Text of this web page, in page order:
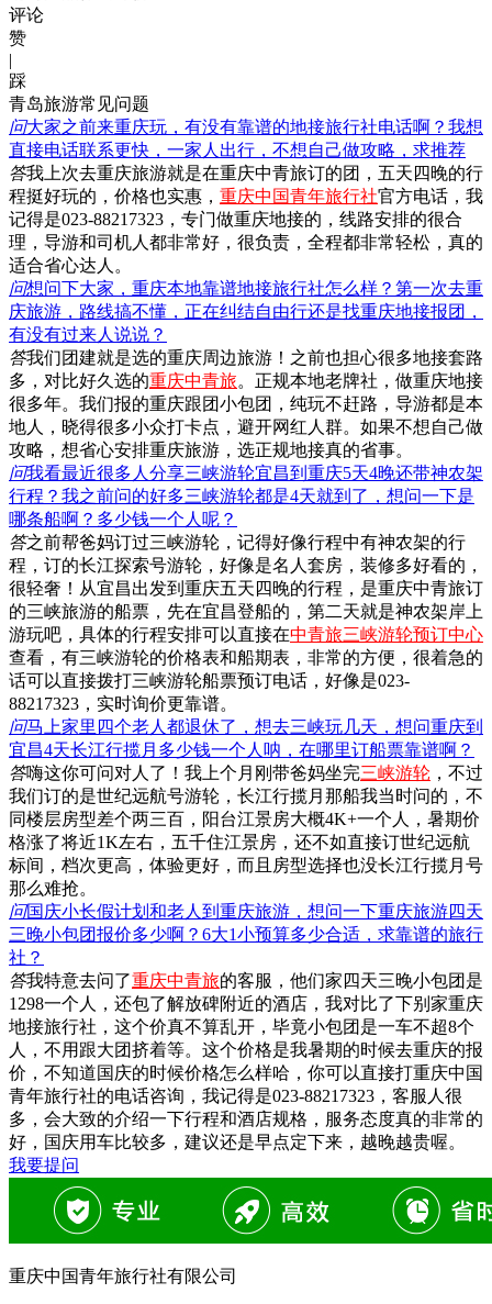
评论
赞
|
踩
青岛旅游常见问题
问大家之前来重庆玩，有没有靠谱的地接旅行社电话啊？我想
直接电话联系更快，一家人出行，不想自己做攻略，求推荐
答我上次去重庆旅游就是在重庆中青旅订的团，五天四晚的行
程挺好玩的，价格也实惠， 重庆中国青年旅行社官方电话，我
记得是023-88217323，专门做重庆地接的，线路安排的很合
理，导游和司机人都非常好，很负责，全程都非常轻松，真的
适合省心达人。
问想问下大家，重庆本地靠谱地接旅行社怎么样？第一次去重
庆旅游，路线搞不懂，正在纠结自由行还是找重庆地接报团，
有没有过来人说说？
答我们团建就是选的重庆周边旅游！之前也担心很多地接套路
多，对比好久选的重庆中青旅。正规本地老牌社，做重庆地接
很多年。我们报的重庆跟团小包团，纯玩不赶路，导游都是本
地人，晓得很多小众打卡点，避开网红人群。如果不想自己做
攻略，想省心安排重庆旅游，选正规地接真的省事。
问我看最近很多人分享三峡游轮宜昌到重庆5天4晚还带神农架
行程？我之前问的好多三峡游轮都是4天就到了，想问一下是
哪条船啊？多少钱一个人呢？
答之前帮爸妈订过三峡游轮，记得好像行程中有神农架的行
程，订的长江探索号游轮，好像是名人套房，装修多好看的，
很轻奢！从宜昌出发到重庆五天四晚的行程，是重庆中青旅订
的三峡旅游的船票，先在宜昌登船的，第二天就是神农架岸上
游玩吧，具体的行程安排可以直接在中青旅三峡游轮预订中心
查看，有三峡游轮的价格表和船期表，非常的方便，很着急的
话可以直接拨打三峡游轮船票预订电话，好像是023-
88217323，实时询价更靠谱。
问马上家里四个老人都退休了，想去三峡玩几天，想问重庆到
宜昌4天长江行揽月多少钱一个人呐，在哪里订船票靠谱啊？
答嗨这你可问对人了！我上个月刚带爸妈坐完三峡游轮 ，不过
我们订的是世纪远航号游轮，长江行揽月那船我当时问的，不
同楼层房型差个两三百，阳台江景房大概4K+一个人，暑期价
格涨了将近1K左右，五千住江景房，还不如直接订世纪远航
标间，档次更高，体验更好，而且房型选择也没长江行揽月号
那么难抢。
问国庆小长假计划和老人到重庆旅游，想问一下重庆旅游四天
三晚小包团报价多少啊？6大1小预算多少合适，求靠谱的旅行
社？
答我特意去问了重庆中青旅的客服，他们家四天三晚小包团是
1298一个人，还包了解放碑附近的酒店，我对比了下别家重庆
地接旅行社，这个价真不算乱开，毕竟小包团是一车不超8个
人，不用跟大团挤着等。这个价格是我暑期的时候去重庆的报
价，不知道国庆的时候价格怎么样哈，你可以直接打重庆中国
青年旅行社的电话咨询，我记得是023-88217323，客服人很
多，会大致的介绍一下行程和酒店规格，服务态度真的非常的
好，国庆用车比较多，建议还是早点定下来，越晚越贵喔。
我要提问
重庆中国青年旅行社有限公司